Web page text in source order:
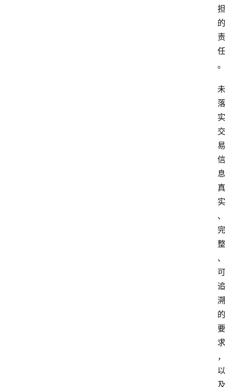
担
的
责
任
。
未
落
实
交
易
信
息
真
实
、
完
整
、
可
追
溯
的
要
求
，
以
及